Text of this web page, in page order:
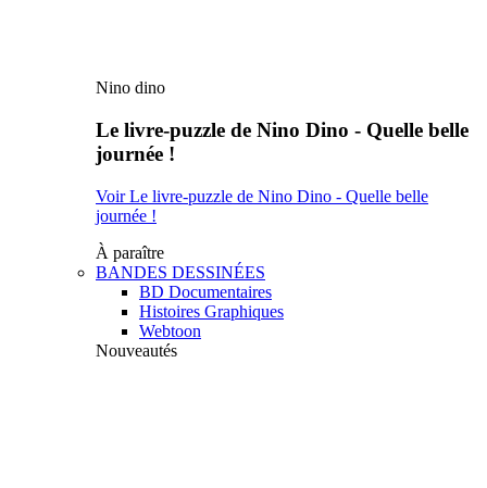
Nino dino
Le livre-puzzle de Nino Dino - Quelle belle
journée !
Voir Le livre-puzzle de Nino Dino - Quelle belle
journée !
À paraître
BANDES DESSINÉES
BD Documentaires
Histoires Graphiques
Webtoon
Nouveautés